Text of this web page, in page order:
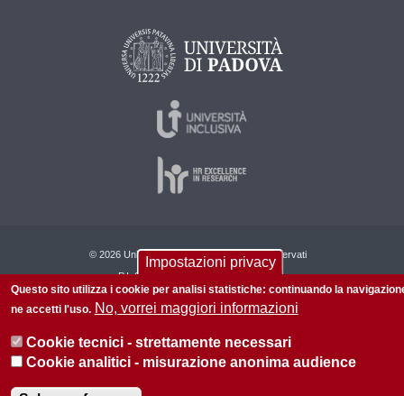
© 2026 Università di Padova - Tutti i diritti riservati
P.I. 00742430283 C.F. 80006480281
Informazioni su questo sito Privacy policy
Impostazioni privacy
Questo sito utilizza i cookie per analisi statistiche: continuando la
ne accetti l'uso. No, vorrei maggiori informazioni
Cookie tecnici - strettamente necessari
Cookie analitici - misurazione anonima audience